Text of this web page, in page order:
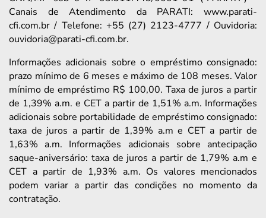
Canais de Atendimento da PARATI: www.parati-
cfi.com.br / Telefone: +55 (27) 2123-4777 / Ouvidoria:
ouvidoria@parati-cfi.com.br.
Informações adicionais sobre o empréstimo consignado:
prazo mínimo de 6 meses e máximo de 108 meses. Valor
mínimo de empréstimo R$ 100,00. Taxa de juros a partir
de 1,39% a.m. e CET a partir de 1,51% a.m. Informações
adicionais sobre portabilidade de empréstimo consignado:
taxa de juros a partir de 1,39% a.m e CET a partir de
1,63% a.m. Informações adicionais sobre antecipação
saque-aniversário: taxa de juros a partir de 1,79% a.m e
CET a partir de 1,93% a.m. Os valores mencionados
podem variar a partir das condições no momento da
contratação.